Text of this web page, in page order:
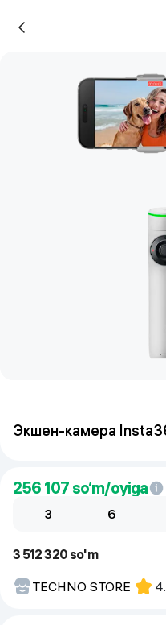
Экшен-камера
256 107 so‘m/oyiga
3 6
3 512 320 so'm
TECHNO STORE